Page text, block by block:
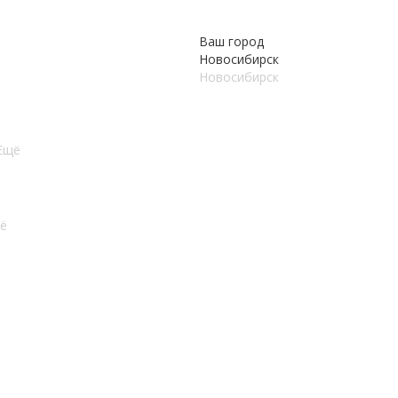
Ваш город
Новосибирск
Новосибирск